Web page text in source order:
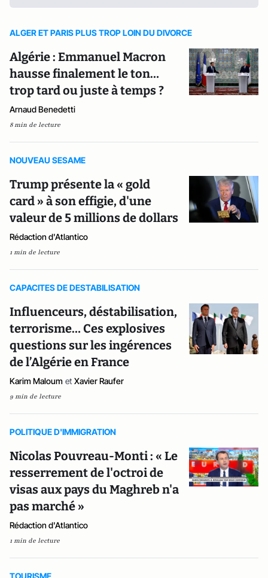
ALGER ET PARIS PLUS TROP LOIN DU DIVORCE
Algérie : Emmanuel Macron
hausse finalement le ton…
trop tard ou juste à temps ?
Arnaud Benedetti
8 min de lecture
NOUVEAU SESAME
Trump présente la « gold
card » à son effigie, d'une
valeur de 5 millions de dollars
Rédaction d'Atlantico
1 min de lecture
CAPACITES DE DESTABILISATION
Influenceurs, déstabilisation,
terrorisme… Ces explosives
questions sur les ingérences
de l’Algérie en France
Karim Maloum et Xavier Raufer
9 min de lecture
POLITIQUE D'IMMIGRATION
Nicolas Pouvreau-Monti : « Le
resserrement de l'octroi de
visas aux pays du Maghreb n'a
pas marché »
Rédaction d'Atlantico
1 min de lecture
TOURISME